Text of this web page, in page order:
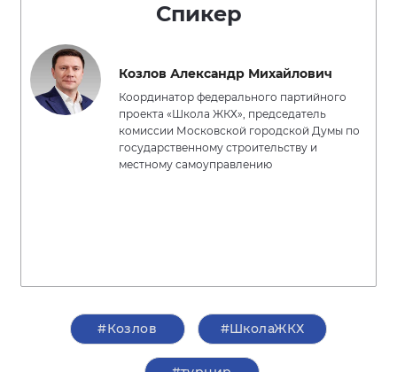
Спикер
Козлов Александр Михайлович
Координатор федерального партийного
проекта «Школа ЖКХ», председатель
комиссии Московской городской Думы по
государственному строительству и
местному самоуправлению
#Козлов #ШколаЖКХ